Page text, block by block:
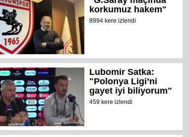
korkumuz hakem"
8994 kere izlendi
Lubomir Satka:
"Polonya Ligi’ni
gayet iyi biliyorum"
459 kere izlendi